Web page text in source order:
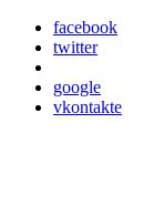
facebook
twitter
google
vkontakte